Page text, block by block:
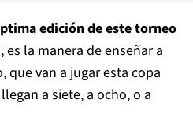
edición de este torneo
es la manera de enseñar a
que van a jugar esta copa
a siete, a ocho, o a